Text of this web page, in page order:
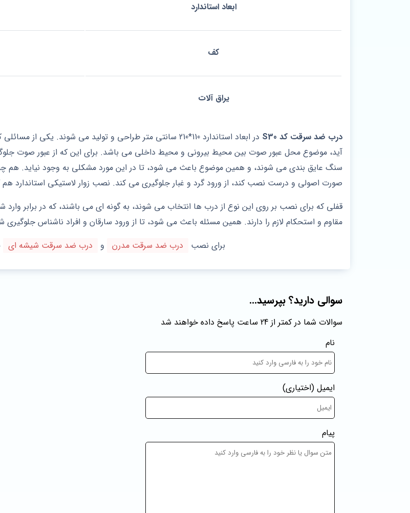
ابعاد استاندارد
کف
یراق آلات
درب ضد سرقت کد S30
در ابعاد استاندارد 110*210 سانتی متر طراحی و تولید می
آید، موضوع محل عبور صوت بین محیط بیرونی و محیط داخلی می باشد. برای این که از عبور صوت
سنگ عایق بندی می شوند، و همین موضوع باعث می شود، تا در این مورد مشکلی به وجود نیاید. هم
صورت اصولی و درست نصب کند، از ورود گرد و غبار جلوگیری می کند. نصب زوار لاستیکی استاندارد هم
قفلی که برای نصب بر روی این نوع از درب ها انتخاب می شوند، به گونه ای می باشند، که در برابر وارد
مقاوم و استحکام لازم را دارند. همین مسئله باعث می شود، تا از ورود سارقان و افراد ناشناس جلوگیری
برای نصب
درب ضد سرقت مدرن و درب ضد سرقت شیشه ای
سوالی دارید؟ بپرسید...
سوالات شما در کمتر از 24 ساعت پاسخ داده خواهند شد
نام
ایمیل (اختیاری)
پیام